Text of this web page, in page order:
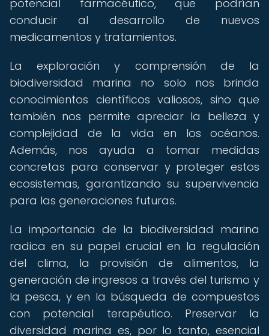
potencial farmacéutico, que podrían
conducir al desarrollo de nuevos
medicamentos y tratamientos.
La exploración y comprensión de la
biodiversidad marina no solo nos brinda
conocimientos científicos valiosos, sino que
también nos permite apreciar la belleza y
complejidad de la vida en los océanos.
Además, nos ayuda a tomar medidas
concretas para conservar y proteger estos
ecosistemas, garantizando su supervivencia
para las generaciones futuras.
La importancia de la biodiversidad marina
radica en su papel crucial en la regulación
del clima, la provisión de alimentos, la
generación de ingresos a través del turismo y
la pesca, y en la búsqueda de compuestos
con potencial terapéutico. Preservar la
diversidad marina es, por lo tanto, esencial